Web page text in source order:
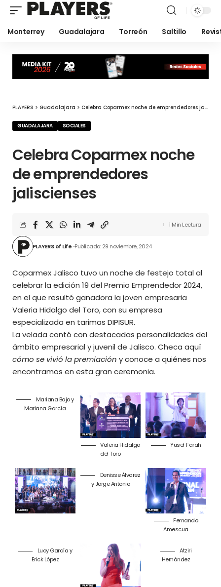
Monterrey Guadalajara Torreón Saltillo
PLAYERS > Guadalajara > Celebra Coparmex noche de emprendedores jaliscienses
GUADALAJARA SOCIALES
Celebra Coparmex noche
de emprendedores
jaliscienses
PLAYERS of Life Publicado: 29 noviembre, 2024
1 Min Lectura
Coparmex Jalisco tuvo un noche de festejo total al
celebrar la edición 19 del Premio Emprendedor 2024,
en el que resultó ganadora la joven empresaria
Valeria Hidalgo del Toro, con su empresa
especializada en tarimas DIPISUR.
La velada contó con destacadas personalidades del
ámbito empresarial y juvenil de Jalisco. Checa aquí
cómo se vivió la premiación y conoce a quiénes nos
encontramos en esta gran ceremonia.
Mariana Bajo y
Mariana García
Valeria Hidalgo
del Toro
Yusef Farah
Denisse Álvarez
y Jorge Antonio
Fernando
Amescua
Lucy García y
Erick López
Atziri
Hernández